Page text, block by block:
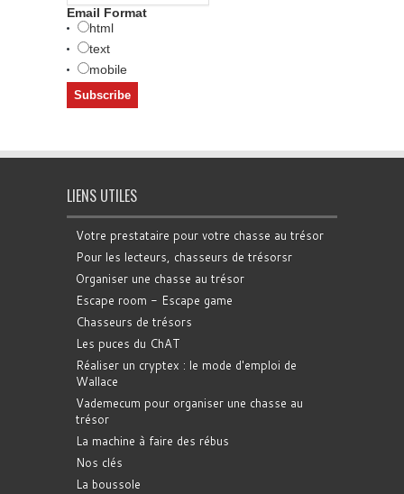
Email Format
html
text
mobile
LIENS UTILES
Votre prestataire pour votre chasse au trésor
Pour les lecteurs, chasseurs de trésorsr
Organiser une chasse au trésor
Escape room - Escape game
Chasseurs de trésors
Les puces du ChAT
Réaliser un cryptex : le mode d'emploi de
Wallace
Vademecum pour organiser une chasse au
trésor
La machine à faire des rébus
Nos clés
La boussole